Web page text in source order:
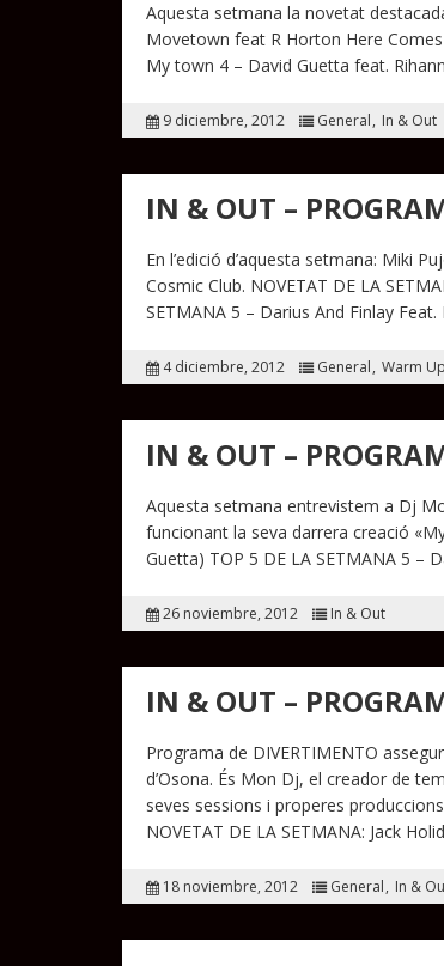
Aquesta setmana la novetat
Movetown feat R Horton Here
My town 4 – David Guetta feat.
9 diciembre, 2012 General In & Out
IN & OUT –
En l’edició d’aquesta setmana: Miki
Cosmic Club. NOVETAT DE LA
SETMANA 5 – Darius And Finlay
4 diciembre, 2012 General Warm Up
IN & OUT –
Aquesta setmana entrevistem a Dj
funcionant la seva darrera creació
Guetta) TOP 5 DE LA SETMANA 5 –
26 noviembre, 2012 In & Out
IN & OUT –
Programa de DIVERTIMENTO
d’Osona. És Mon Dj, el creador de
seves sessions i properes
NOVETAT DE LA SETMANA: Jack
18 noviembre, 2012 General In &